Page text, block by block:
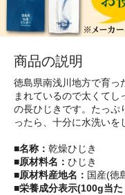
商品の説明
徳島県南浅川地方で育っ
まれているので太くてし
の長ひじきです。たっぷ
ったら、十分に水洗いを
■名称： 乾燥ひじき
■原材料名： ひじき
■原材料産地名： 国産(徳
■栄養成分表示(100g当た